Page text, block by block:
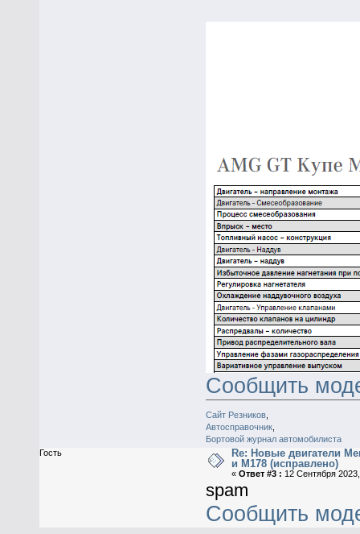
Сообщить
Сайт Резников,
Автосправочник,
Бортовой журнал автомобилиста
Гость
Re: Новые двигатели
и M178 (исправлено)
«Ответ #3 : 12 Сентября
spam
Сообщить